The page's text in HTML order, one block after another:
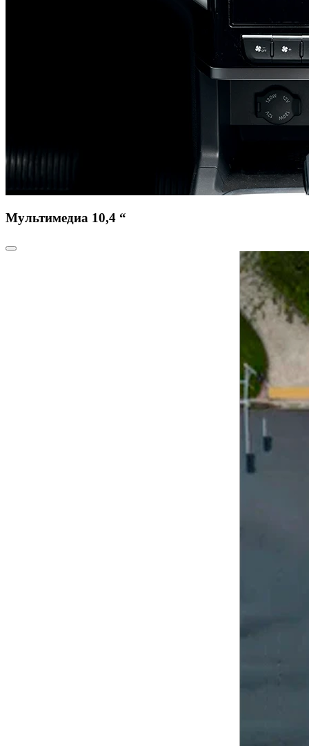
Мультимедиа 10,4 “